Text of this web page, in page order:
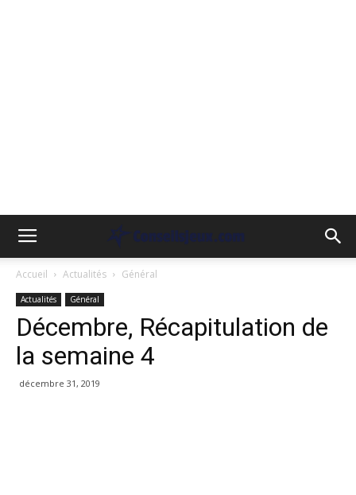
Accueil Actualités Général
Actualités Général
Décembre, Récapitulation de
la semaine 4
décembre 31, 2019